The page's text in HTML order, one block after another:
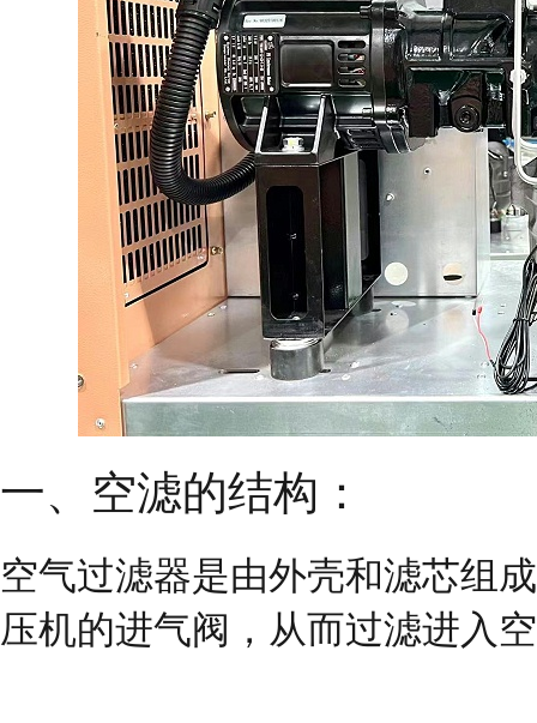
一、空滤的结构：
空气过滤器是由外壳和滤芯组
压机的进气阀，从而过滤进入